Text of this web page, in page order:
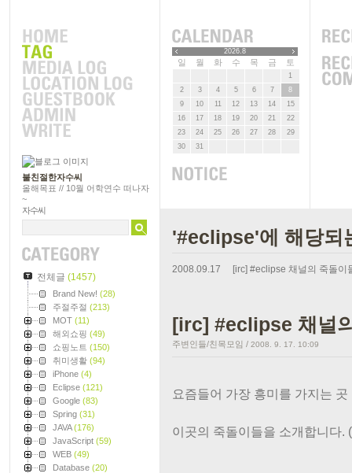
불친절한자수씨
올해목표 // 10월 어학연수 떠나자
~
자수씨
전체글 (1457)
Brand New! (28)
주절주절 (213)
MOT (11)
해외쇼핑 (49)
쇼핑노트 (150)
취미생활 (94)
iPhone (4)
Eclipse (121)
Google (83)
Spring (31)
JAVA(176)
JavaScript (59)
WEB (49)
Database (20)
2026.8
일 월 화 수 목 금 토
1
2
3 4 5 6 7
8
9
10 11 12 13 14
15
16
17 18 19 20 21
22
23
24 25 26 27 28
29
30
31
'#eclipse'에 해당되
2008.09.17 [irc] #eclipse 채널의 죽돌이
[irc] #eclipse 채널
주변인들/친목모임 / 2008. 9. 17. 10:09
요즘들어 가장 흥미를 가지는
이곳의 죽돌이들을 소개합니다.